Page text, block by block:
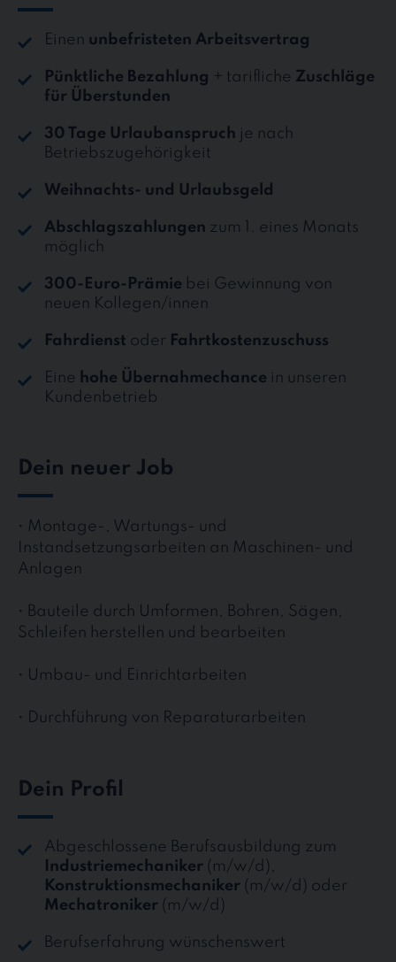
Einen unbefristeten Arbeitsvertrag
Pünktliche Bezahlung + tarifliche Zuschläge
für Überstunden
30 Tage Urlaubanspruch je nach
Betriebszugehörigkeit
Weihnachts- und Urlaubsgeld
Abschlagszahlungen zum 1. eines Monats
möglich
300-Euro-Prämie bei Gewinnung von
neuen Kollegen/innen
Fahrdienst oder Fahrtkostenzuschuss
Eine hohe Übernahmechance in unseren
Kundenbetrieb
Dein neuer Job
• Montage-, Wartungs- und
Instandsetzungsarbeiten an Maschinen- und
Anlagen
• Bauteile durch Umformen, Bohren, Sägen,
Schleifen herstellen und bearbeiten
• Umbau- und Einrichtarbeiten
• Durchführung von Reparaturarbeiten
Dein Profil
Abgeschlossene Berufsausbildung zum
Industriemechaniker (m/w/d),
Konstruktionsmechaniker (m/w/d) oder
Mechatroniker (m/w/d)
Berufserfahrung wünschenswert